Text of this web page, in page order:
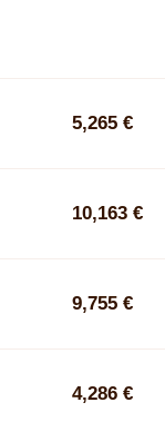
5,265 €
10,163 €
9,755 €
4,286 €